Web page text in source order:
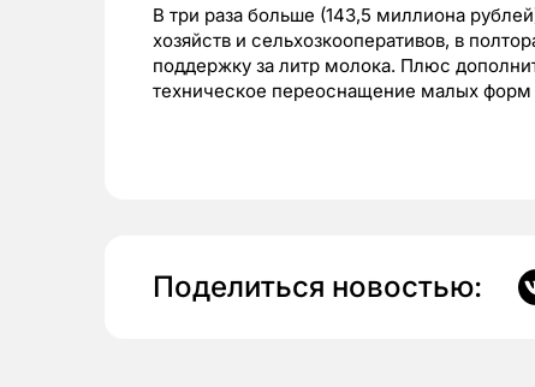
В три раза больше (143,5 миллиона
хозяйств и сельхозкооперативов, в
поддержку за литр молока. Плюс
техническое переоснащение малых форм
Поделиться новостью: